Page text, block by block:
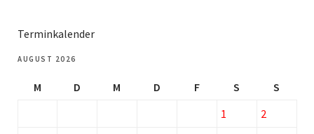
Terminkalender
AUGUST 2026
M D M D F S
S
1
2